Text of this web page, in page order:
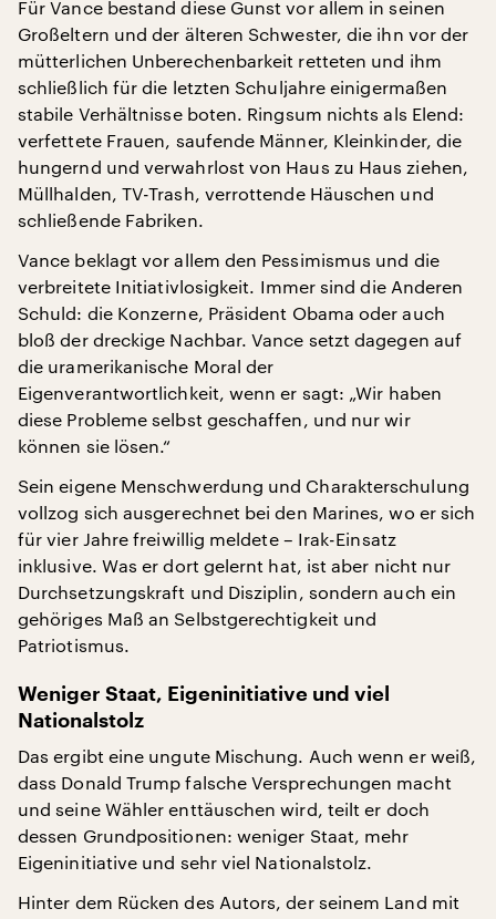
Für Vance bestand diese Gunst vor allem in seinen
Großeltern und der älteren Schwester, die ihn vor der
mütterlichen Unberechenbarkeit retteten und ihm
schließlich für die letzten Schuljahre einigermaßen
stabile Verhältnisse boten. Ringsum nichts als Elend:
verfettete Frauen, saufende Männer, Kleinkinder, die
hungernd und verwahrlost von Haus zu Haus ziehen,
Müllhalden, TV-Trash, verrottende Häuschen und
schließende Fabriken.
Vance beklagt vor allem den Pessimismus und die
verbreitete Initiativlosigkeit. Immer sind die Anderen
Schuld: die Konzerne, Präsident Obama oder auch
bloß der dreckige Nachbar. Vance setzt dagegen auf
die uramerikanische Moral der
Eigenverantwortlichkeit, wenn er sagt: „Wir haben
diese Probleme selbst geschaffen, und nur wir
können sie lösen.“
Sein eigene Menschwerdung und Charakterschulung
vollzog sich ausgerechnet bei den Marines, wo er sich
für vier Jahre freiwillig meldete – Irak-Einsatz
inklusive. Was er dort gelernt hat, ist aber nicht nur
Durchsetzungskraft und Disziplin, sondern auch ein
gehöriges Maß an Selbstgerechtigkeit und
Patriotismus.
Weniger Staat, Eigeninitiative und viel
Nationalstolz
Das ergibt eine ungute Mischung. Auch wenn er weiß,
dass Donald Trump falsche Versprechungen macht
und seine Wähler enttäuschen wird, teilt er doch
dessen Grundpositionen: weniger Staat, mehr
Eigeninitiative und sehr viel Nationalstolz.
Hinter dem Rücken des Autors, der seinem Land mit